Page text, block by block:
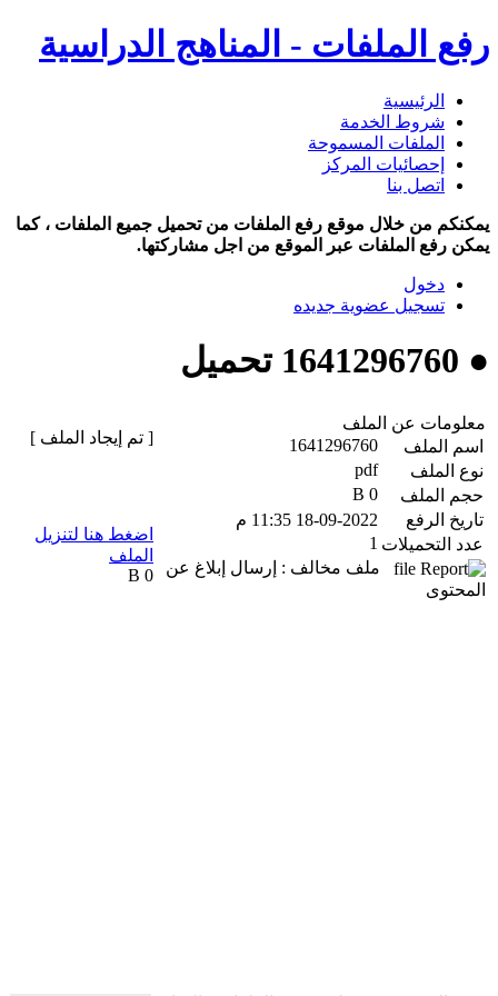
رفع الملفات - المناهج الدراسية
الرئيسية
شروط الخدمة
الملفات المسموحة
إحصائيات المركز
اتصل بنا
يمكنكم من خلال موقع رفع الملفات من تحميل جميع الملفات ، كما
يمكن رفع الملفات عبر الموقع من اجل مشاركتها.
دخول
تسجيل عضوية جديده
● 1641296760 تحميل
معلومات عن الملف
اسم الملف
1641296760
نوع الملف
pdf
حجم الملف
0 B
تاريخ الرفع
18-09-2022 11:35 م
عدد التحميلات 1
ملف مخالف : إرسال إبلاغ عن
المحتوى
[ تم إيجاد الملف ]
اضغط هنا لتنزيل
الملف
0 B